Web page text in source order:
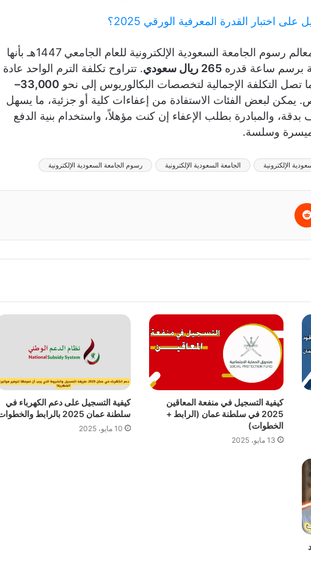
اختبار القدرة المعرفية الورقي 2025؟
في ختام هذا العرض، تتضح معالم رسوم الجامعة السعودية الإلكترونية للعام الجامعي 1447هـ بأنها
برسم ساعة قدره 265 ريال سعودي
. تتراوح تكلفة الترم الواحد عادة
تصل التكلفة الإجمالية لتخصصات البكالوريوس إلى نحو
33,000–
لبعض الفئات الاستفادة من إعفاءات كلية أو جزئية، ما يسهل
بدقة، والمبادرة بطلب الإعفاء إن كنت مؤهلاً، واستخدام بنية الدفع
ميسرة وسلسة.
الإلكترونية الجامعة السعودية الإلكترونية رسوم الجامعة السعودية الإلكترونية
كيفية التسجيل في منفعة المعاقين
2025 في سلطنة عمان (الرابط +
الخطوات)
13 مايو، 2025
كيفية التسجيل على دعم الكهرباء في
سلطنة عمان 2025 بالرابط والخطوات
10 مايو، 2025